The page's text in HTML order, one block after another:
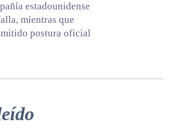
estadounidense
mientras que
postura oficial